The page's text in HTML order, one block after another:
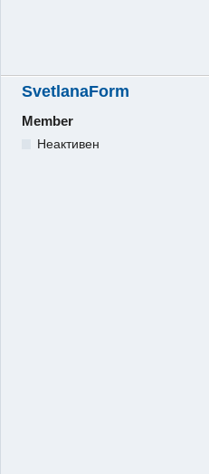
SvetlanaForm
Member
Неактивен